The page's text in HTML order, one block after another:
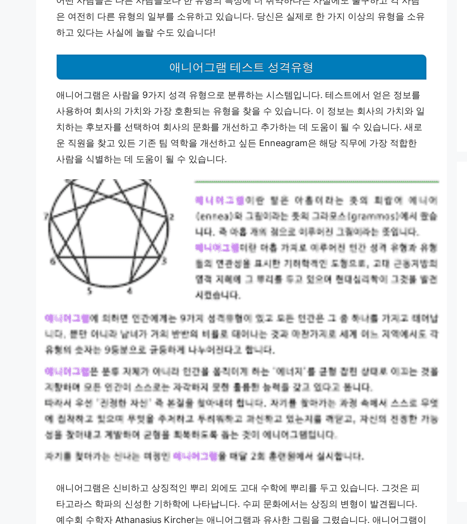
은 여전히 ​​다른 유형의 일부를 소유하고 있습니다. 당신은 실제로 한 가지 이상의 유형을 소유
하고 있다는 사실에 놀랄 수도 있습니다!
애니어그램 테스트 성격유형
애니어그램은 사람을 9가지 성격 유형으로 분류하는 시스템입니다. 테스트에서 얻은 정보를
사용하여 회사의 가치와 가장 호환되는 유형을 찾을 수 있습니다. 이 정보는 회사의 가치와 일
치하는 후보자를 선택하여 회사의 문화를 개선하고 추가하는 데 도움이 될 수 있습니다. 새로
운 직원을 찾고 있든 기존 팀 역학을 개선하고 싶든 Enneagram은 해당 직무에 가장 적합한
사람을 식별하는 데 도움이 될 수 있습니다.
애니어그램은 신비하고 상징적인 뿌리 외에도 고대 수학에 뿌리를 두고 있습니다. 그것은 피
타고라스 학파의 신성한 기하학에 나타납니다. 수피 문화에서는 상징의 변형이 발견됩니다.
예수회 수학자 Athanasius Kircher는 애니어그램과 유사한 그림을 그렸습니다. 애니어그램이